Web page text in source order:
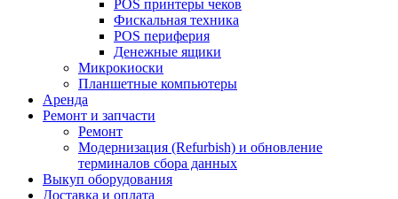
POS принтеры чеков
Фискальная техника
POS периферия
Денежные ящики
Микрокиоски
Планшетные компьютеры
Аренда
Ремонт и запчасти
Ремонт
Модернизация (Refurbish) и обновление
терминалов сбора данных
Выкуп оборудования
Доставка и оплата